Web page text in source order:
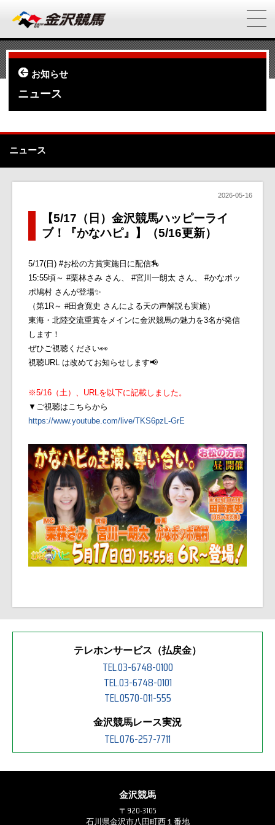
お知らせ
ニュース
ニュース
2026-05-16
【5/17（日）金沢競馬ハッピーライ
ブ！『かなハピ』】（5/16更新）
5/17(日) #お松の方賞実施日に配信🏇
15:55頃～ #栗林さみ さん、 #宮川一朗太 さん、 #かなポッ
ポ鳩村 さんが登場✨
（第1R～ #田倉寛史 さんによる天の声解説も実施）
東海・北陸交流重賞をメインに金沢競馬の魅力を3名が発信
します！
ぜひご視聴ください👀
視聴URL は改めてお知らせします📢
※5/16（土）、URLを以下に記載しました。
▼ご視聴はこちらから
https://www.youtube.com/live/TKS6pzL-GrE
テレホンサービス（払戻金）
TEL.03-6748-0100
TEL.03-6748-0101
TEL.0570-011-555
金沢競馬レース実況
TEL.076-257-7711
金沢競馬
〒920-3105
石川県金沢市八田町西１番地